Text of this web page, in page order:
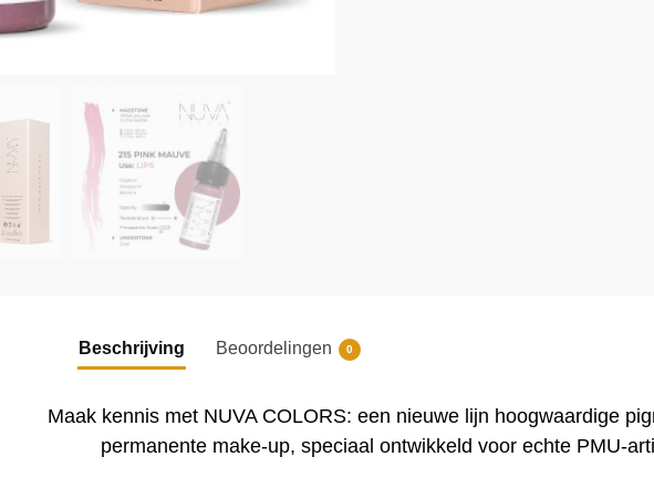
Beschrijving Beoordelingen 0
Maak kennis met NUVA COLORS: een nieuwe lijn hoogwaardige
permanente make-up, speciaal ontwikkeld voor echte PMU-